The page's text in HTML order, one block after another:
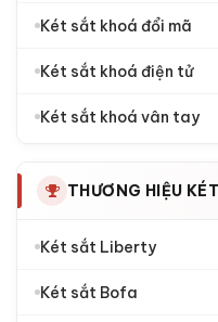
Két sắt khoá đổi mã
Két sắt khoá điện tử
Két sắt khoá vân tay
THƯƠNG HIỆU
Két sắt Liberty
Két sắt Bofa